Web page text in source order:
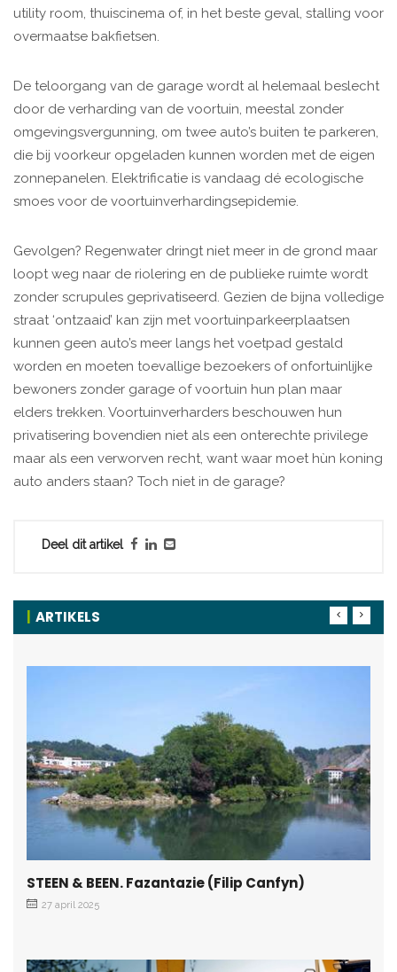
utility room, thuiscinema of, in het beste geval, stalling voor
overmaatse bakfietsen.
De teloorgang van de garage wordt al helemaal beslecht
door de verharding van de voortuin, meestal zonder
omgevingsvergunning, om twee auto’s buiten te parkeren,
die bij voorkeur opgeladen kunnen worden met de eigen
zonnepanelen. Elektrificatie is vandaag dé ecologische
smoes voor de voortuinverhardingsepidemie.
Gevolgen? Regenwater dringt niet meer in de grond maar
loopt weg naar de riolering en de publieke ruimte wordt
zonder scrupules geprivatiseerd. Gezien de bijna volledige
straat ‘ontzaaid’ kan zijn met voortuinparkeerplaatsen
kunnen geen auto’s meer langs het voetpad gestald
worden en moeten toevallige bezoekers of onfortuinlijke
bewoners zonder garage of voortuin hun plan maar
elders trekken. Voortuinverharders beschouwen hun
privatisering bovendien niet als een onterechte privilege
maar als een verworven recht, want waar moet hùn koning
auto anders staan? Toch niet in de garage?
Deel dit artikel
ARTIKELS
STEEN & BEEN. Fazantazie (Filip Canfyn)
27 april 2025